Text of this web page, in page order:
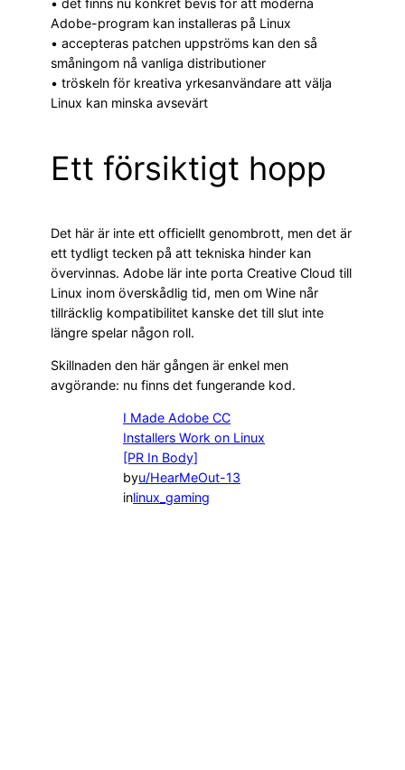
Adobe-program kan installeras på Linux
• accepteras patchen uppströms kan den så
småningom nå vanliga distributioner
• tröskeln för kreativa yrkesanvändare att välja
Linux kan minska avsevärt
Ett försiktigt hopp
Det här är inte ett officiellt genombrott, men det är
ett tydligt tecken på att tekniska hinder kan
övervinnas. Adobe lär inte porta Creative Cloud till
Linux inom överskådlig tid, men om Wine når
tillräcklig kompatibilitet kanske det till slut inte
längre spelar någon roll.
Skillnaden den här gången är enkel men
avgörande: nu finns det fungerande kod.
I Made Adobe CC
Installers Work on Linux
[PR In Body]
byu/HearMeOut-13
inlinux_gaming